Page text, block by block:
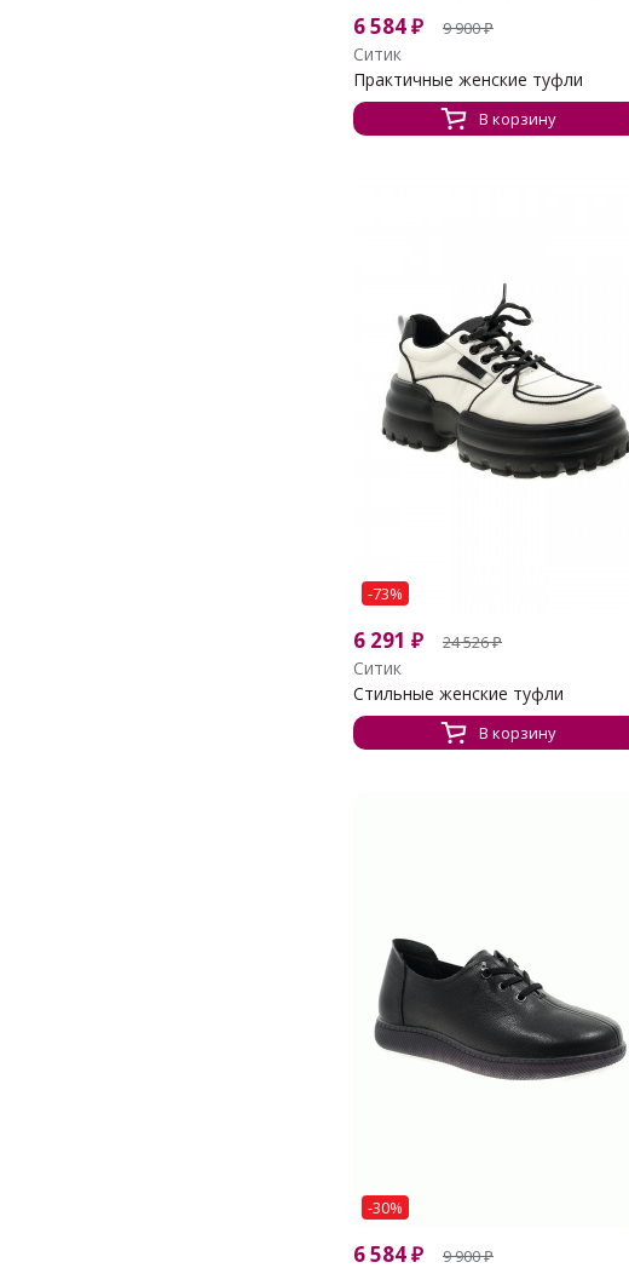
6 584₽ 9 900₽
Ситик
Практичные женские туфли
В корзину
-73%
6 291 ₽ 24 526₽
Ситик
Стильные женские туфли
В корзину
-30%
6 584₽ 9 900₽